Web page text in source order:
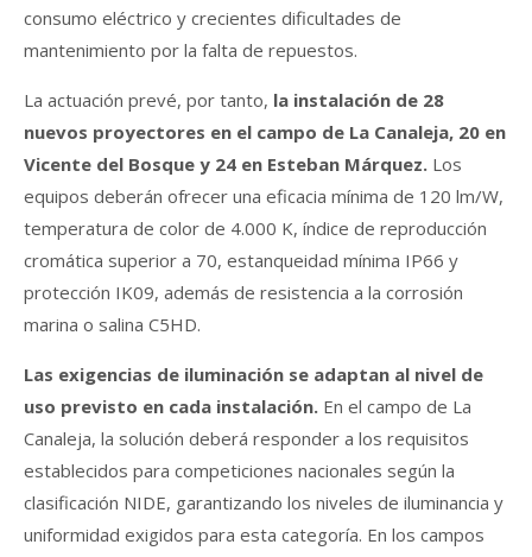
consumo eléctrico y crecientes dificultades de
mantenimiento por la falta de repuestos.
La actuación prevé, por tanto, la instalación de 28
nuevos proyectores en el campo de La Canaleja, 20 en
Vicente del Bosque y 24 en Esteban Márquez. Los
equipos deberán ofrecer una eficacia mínima de 120 lm/W,
temperatura de color de 4.000 K, índice de reproducción
cromática superior a 70, estanqueidad mínima IP66 y
protección IK09, además de resistencia a la corrosión
marina o salina C5HD.
Las exigencias de iluminación se adaptan al nivel de
uso previsto en cada instalación. En el campo de La
Canaleja, la solución deberá responder a los requisitos
establecidos para competiciones nacionales según la
clasificación NIDE, garantizando los niveles de iluminancia y
uniformidad exigidos para esta categoría. En los campos